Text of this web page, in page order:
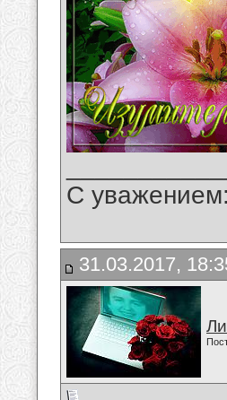
С
31.03.2017,